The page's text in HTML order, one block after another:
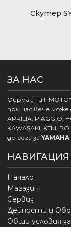
Скутер
ЗА НАС
Фирма „Г и Г
при нас вече
APRILIA, PIAGGIO,
KAWASAKI, KTM,
до сега за YAMAHA
НАВИГАЦИЯ
Начало
Магазин
Сервиз
Дейности и
Общи условия